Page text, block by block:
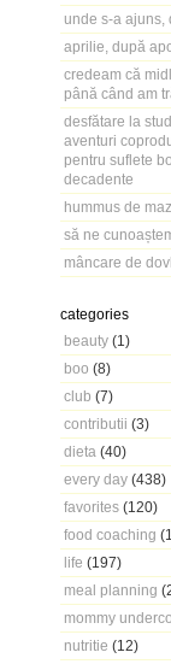
unde s-a ajuns,
aprilie, după
credeam că
până când am
desfătare la
aventuri
pentru suflete
decadente
hummus de
să ne
mâncare de
categories
beauty (1)
boo (8)
club (7)
contributii (3)
dieta (40)
every day (438)
favorites (120)
food coaching
life (197)
meal planning
mommy
nutritie (12)